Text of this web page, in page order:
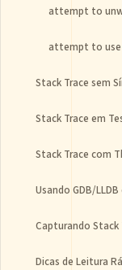
attempt to
attempt to
Stack Trace sem
Stack Trace em
Stack Trace com
Usando GDB/
Capturando
Dicas de Leitura